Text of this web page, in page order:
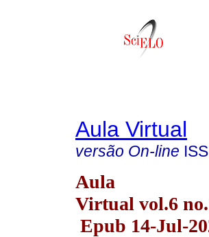
Aula Virtual
versão On-line
Aula
Virtual vol.6
Epub 14-Jul-